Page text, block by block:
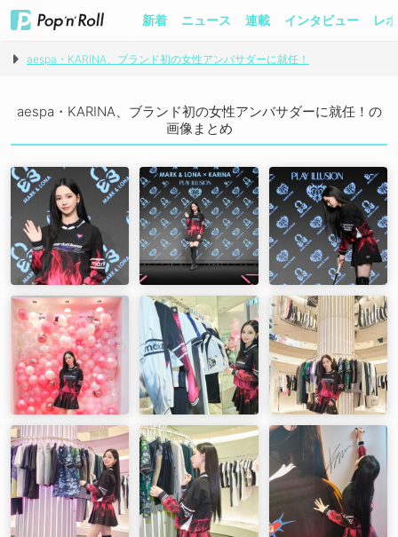
新着 ニュース 連載 インタビュー レ
aespa・KARINA、ブランド初の女性アンバサダーに就任！
aespa・KARINA、ブランド初の女性アンバサダーに就任！の
画像まとめ